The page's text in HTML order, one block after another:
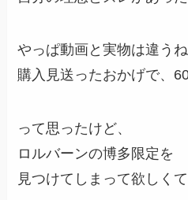
やっぱ動画と実物は違うね
購入見送ったおかげで、
って思ったけど、
ロルバーンの博多限定を
見つけてしまって欲しく